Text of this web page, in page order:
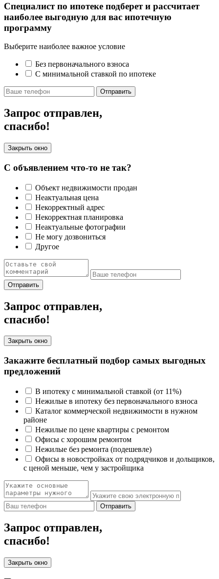
Специалист по ипотеке подберет и рассчитает
наиболее выгодную для вас ипотечную
программу
Выберите наиболее важное условие
Без первоначального взноса
С минимальной ставкой по ипотеке
Отправить
Запрос отправлен,
спасибо!
Закрыть окно
С объявлением что-то не так?
Объект недвижимости продан
Неактуальная цена
Некорректный адрес
Некорректная планировка
Неактуальные фотографии
Не могу дозвониться
Другое
Отправить
Запрос отправлен,
спасибо!
Закрыть окно
Закажите бесплатный подбор самых выгодных
предложений
В ипотеку с минимальной ставкой (от 11%)
Нежилые в ипотеку без первоначального взноса
Каталог коммерческой недвижимости в нужном
районе
Нежилые по цене квартиры с ремонтом
Офисы с хорошим ремонтом
Нежилые без ремонта (подешевле)
Офисы в новостройках от подрядчиков и дольщиков,
с ценой меньше, чем у застройщика
Отправить
Запрос отправлен,
спасибо!
Закрыть окно